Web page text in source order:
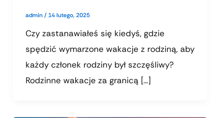
admin/ 14 lutego, 2025
Czy zastanawiałeś się kiedyś, gdzie
spędzić wymarzone wakacje z rodziną, aby
każdy członek rodziny był szczęśliwy?
Rodzinne wakacje za granicą […]